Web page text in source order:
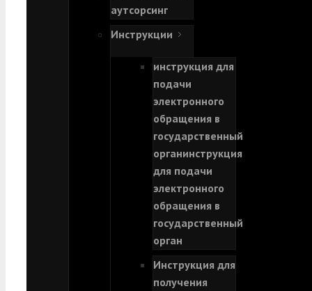
аутсорсинг
Инструкции
инструкция для
подачи
электронного
обращения в
государственный
органинструкция
для подачи
электронного
обращения в
государственный
орган
Инструкция для
получения